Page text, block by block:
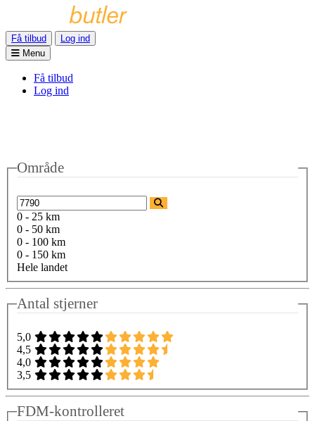
Få tilbud
Log ind
Menu
Få tilbud
Log ind
Område
0 - 25 km
0 - 50 km
0 - 100 km
0 - 150 km
Hele landet
Antal stjerner
5,0
4,5
4,0
3,5
FDM-kontrolleret